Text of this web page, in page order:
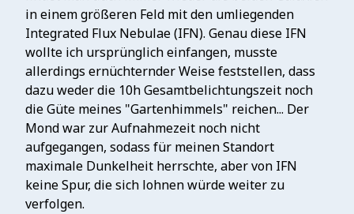
in einem größeren Feld mit den umliegenden
Integrated Flux Nebulae (IFN). Genau diese IFN
wollte ich ursprünglich einfangen, musste
allerdings ernüchternder Weise feststellen, dass
dazu weder die 10h Gesamtbelichtungszeit noch
die Güte meines "Gartenhimmels" reichen... Der
Mond war zur Aufnahmezeit noch nicht
aufgegangen, sodass für meinen Standort
maximale Dunkelheit herrschte, aber von IFN
keine Spur, die sich lohnen würde weiter zu
verfolgen.